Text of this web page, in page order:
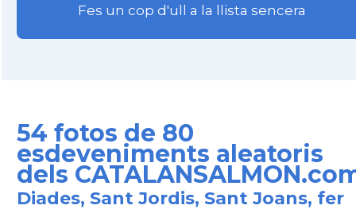
Fes un cop d'ull a la llista sencera
54 fotos de 80
esdeveniments aleatoris
dels
Diades, Sant Jordis, Sant Joans, fer